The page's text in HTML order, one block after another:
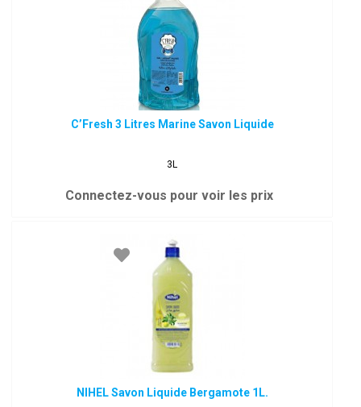
C’Fresh 3 Litres Marine Savon Liquide
3L
Connectez-vous pour voir les prix
NIHEL Savon Liquide Bergamote 1L.